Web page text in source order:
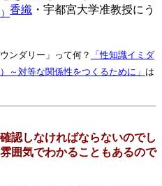
香織 ・宇都宮大学准教授にう
ンダリー」って何？
「性知識イミダ
～対等な関係性をつくるために」 は
しなければならないのでし
囲気でわかることもあるので